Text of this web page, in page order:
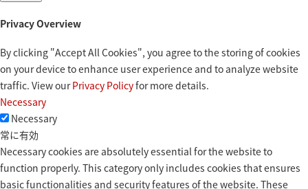
Privacy Overview
By clicking "Accept All Cookies", you agree to the storing of cookies
on your device to enhance user experience and to analyze website
traffic. View ourPrivacy Policyfor more details.
Necessary
Necessary
常に有効
Necessary cookies are absolutely essential for the website to
function properly. This category only includes cookies that ensures
basic functionalities and security features of the website. These